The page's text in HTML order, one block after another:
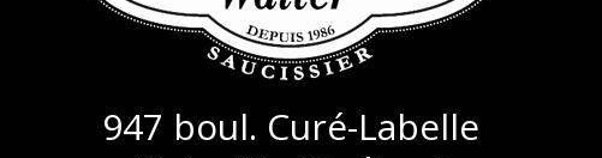
947 boul. Curé-Labelle